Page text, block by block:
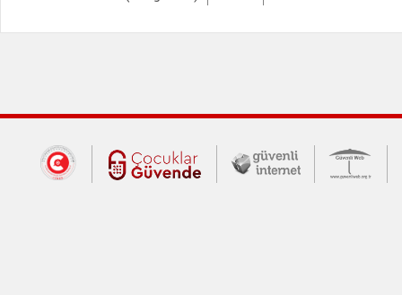
Dış Bağlantılar
Cumhurbaşkanlığı İletişim Merkezi
Çocuklar Güvende (yeni
Güvenli